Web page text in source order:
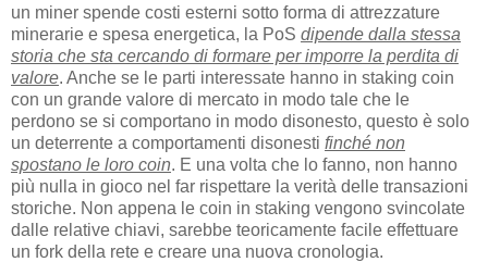
un miner spende costi esterni sotto forma di attrezzature
minerarie e spesa energetica, la PoS dipende dalla stessa
storia che sta cercando di formare per imporre la perdita di
valore. Anche se le parti interessate hanno in staking coin
con un grande valore di mercato in modo tale che le
perdono se si comportano in modo disonesto, questo è solo
un deterrente a comportamenti disonesti finché non
spostano le loro coin. E una volta che lo fanno, non hanno
più nulla in gioco nel far rispettare la verità delle transazioni
storiche. Non appena le coin in staking vengono svincolate
dalle relative chiavi, sarebbe teoricamente facile effettuare
un fork della rete e creare una nuova cronologia.